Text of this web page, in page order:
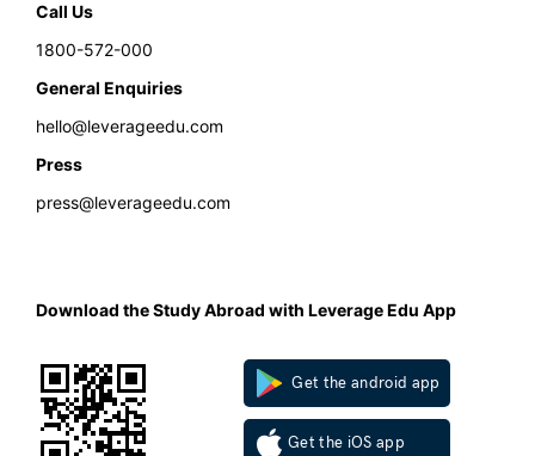
Call Us
1800-572-000
General Enquiries
hello@leverageedu.com
Press
press@leverageedu.com
Download the Study Abroad with Leverage Edu App
Get the android app
Get the iOS app